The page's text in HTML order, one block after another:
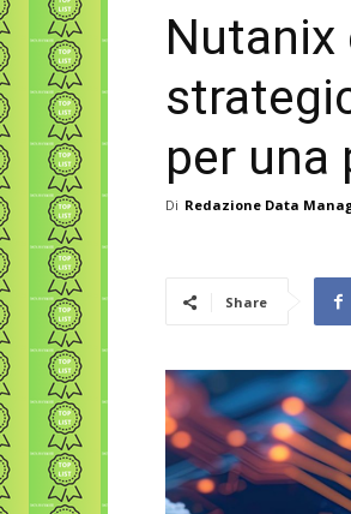
Nutanix
per
Di Redazione Data
Share